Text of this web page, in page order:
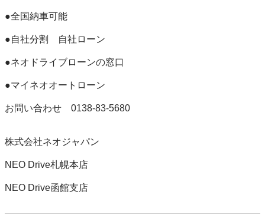
●全国納車可能
●自社分割　自社ローン
●ネオドライブローンの窓口
●マイネオオートローン
お問い合わせ　0138-83-5680
株式会社ネオジャパン
NEO Drive札幌本店
NEO Drive函館支店